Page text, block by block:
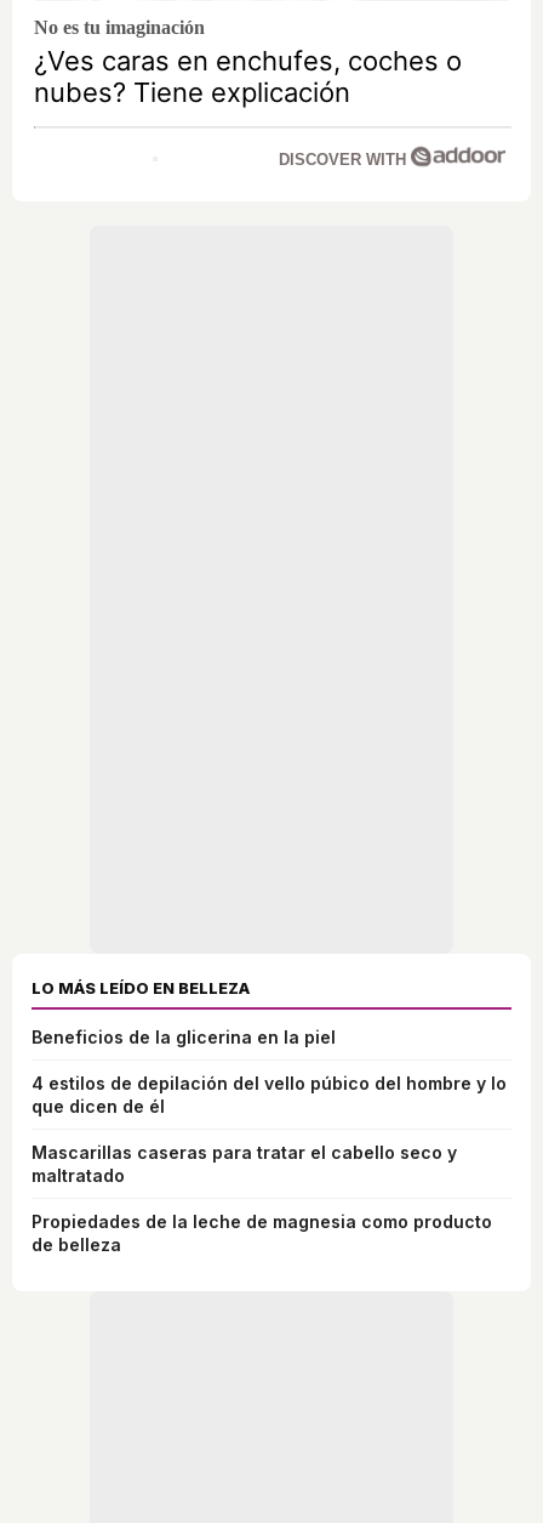
No es tu imaginación
¿Ves caras en enchufes, coches o
nubes? Tiene explicación
DISCOVER WITH
LO MÁS LEÍDO EN BELLEZA
Beneficios de la glicerina en la piel
4 estilos de depilación del vello púbico del hombre y lo
que dicen de él
Mascarillas caseras para tratar el cabello seco y
maltratado
Propiedades de la leche de magnesia como producto
de belleza